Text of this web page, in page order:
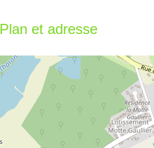
Plan et adresse